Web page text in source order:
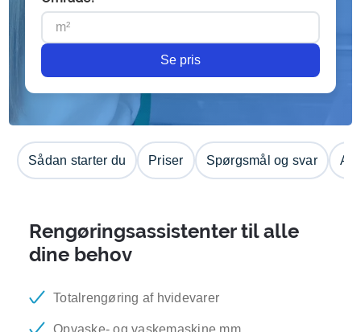
Se pris
Sådan starter du Priser Spørgsmål og svar
Rengøringsassistenter til alle
dine behov
Totalrengøring af hvidevarer
Opvaske- og vaskemaskine mm.